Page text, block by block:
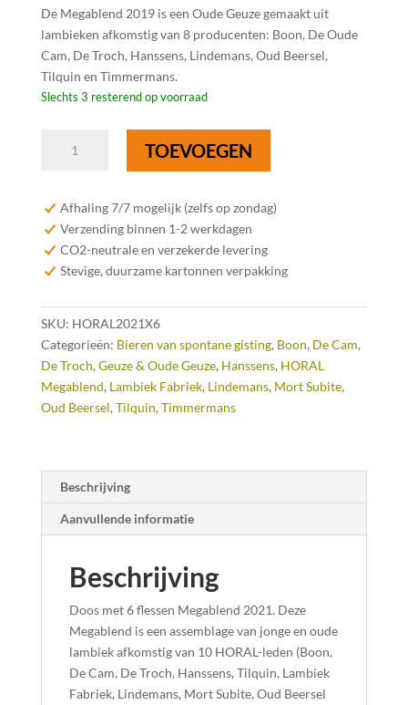
was:
€ 102,00.
is:
€ 96,00.
De Megablend 2019 is een Oude Geuze gemaakt uit
lambieken afkomstig van 8 producenten: Boon, De Oude
Cam, De Troch, Hanssens, Lindemans, Oud Beersel,
Tilquin en Timmermans.
Slechts 3 resterend op voorraad
HORAL
Geuze
Megablend
2021
cl
aantal
TOEVOEGEN
Afhaling 7/7 mogelijk (zelfs op zondag)
Verzending binnen 1-2 werkdagen
CO2-neutrale en verzekerde levering
Stevige, duurzame kartonnen verpakking
SKU: HORAL2021X6
Categorieën: Bieren van spontane gisting, Boon, De Cam,
De Troch, Geuze & Oude Geuze, Hanssens, HORAL
Megablend, Lambiek Fabriek, Lindemans, Mort Subite,
Oud Beersel, Tilquin, Timmermans
Beschrijving
Aanvullende informatie
Beschrijving
Doos met 6 flessen Megablend 2021. Deze
Megablend is een assemblage van jonge en oude
lambiek afkomstig van 10 HORAL-leden (Boon,
De Cam, De Troch, Hanssens, Tilquin, Lambiek
Fabriek, Lindemans, Mort Subite, Oud Beersel